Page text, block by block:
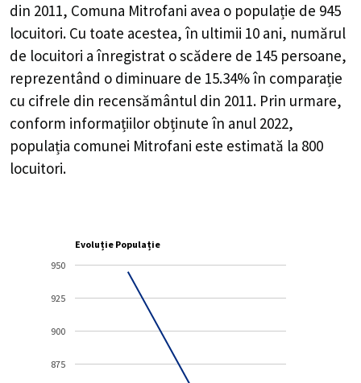
din 2011, Comuna Mitrofani avea o populație de 945
locuitori. Cu toate acestea, în ultimii 10 ani, numărul
de locuitori a înregistrat oscădere de 145 persoane,
reprezentând o diminuare de 15.34%în comparație
cu cifrele din recensământul din 2011. Prin urmare,
conform informațiilor obținute în anul 2022,
populația comunei Mitrofani este estimată la 800
locuitori.
Evoluție Populație
875
900
925
950